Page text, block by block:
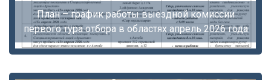
План – график работы выездной комиссии
первого тура отбора в областях апрель 2026 года